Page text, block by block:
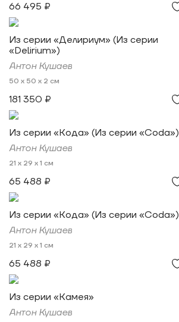
66 495 ₽
Из серии «Делириум» (Из серии
«Delirium»)
Антон Кушаев
50 x 50 x 2 см
181 350 ₽
Из серии «Кода» (Из серии «Coda»)
Антон Кушаев
21 x 29 x 1 см
65 488 ₽
Из серии «Кода» (Из серии «Coda»)
Антон Кушаев
21 x 29 x 1 см
65 488 ₽
Из серии «Камея»
Антон Кушаев